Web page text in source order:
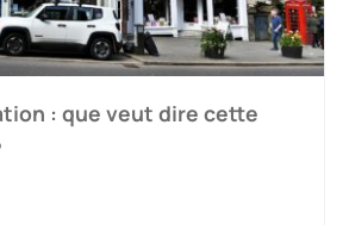
: que veut dire cette